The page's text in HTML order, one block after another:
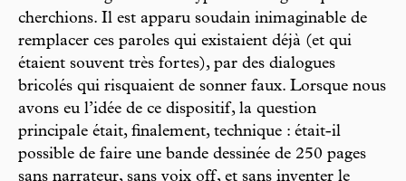
cherchions. Il est apparu soudain inimaginable de
remplacer ces paroles qui existaient déjà (et qui
étaient souvent très fortes), par des dialogues
bricolés qui risquaient de sonner faux. Lorsque nous
avons eu l’idée de ce dispositif, la question
principale était, finalement, technique : était-il
possible de faire une bande dessinée de 250 pages
sans narrateur, sans voix off, et sans inventer le